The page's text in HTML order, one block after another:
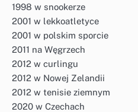
1998 w snookerze
2001 w lekkoatletyce
2001 w polskim sporcie
2011 na Węgrzech
2012 w curlingu
2012 w Nowej Zelandii
2012 w tenisie ziemnym
2020 w Czechach